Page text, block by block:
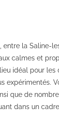
entre la Saline-
calmes et
lieu idéal pour
expérimentés.
que de
dans un